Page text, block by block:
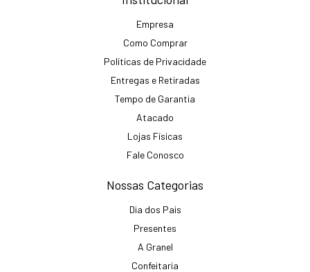
Empresa
Como Comprar
Políticas de Privacidade
Entregas e Retiradas
Tempo de Garantia
Atacado
Lojas Físicas
Fale Conosco
Nossas Categorias
Dia dos Pais
Presentes
A Granel
Confeitaria